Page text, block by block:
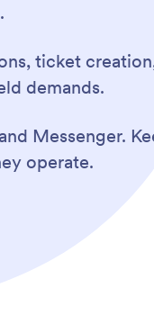
ticket
demands.
Messenger.
operate.